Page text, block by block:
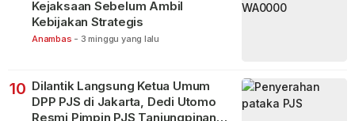
Kejaksaan Sebelum Ambil
Kebijakan Strategis
Anambas - 3 minggu yang lalu
10 Dilantik Langsung Ketua Umum
DPP PJS di Jakarta, Dedi Utomo
Resmi Pimpin PJS Tanjungpinang-